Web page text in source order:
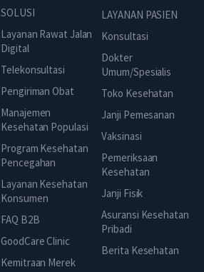
SOLUSI
Layanan Rawat Jalan
Digital
Telekonsultasi
Pengiriman Obat
Manajemen
Kesehatan Populasi
Program Kesehatan
Pencegahan
Layanan Kesehatan
Konsumen
FAQ B2B
GoodCare Clinic
Kemitraan Merek
LAYANAN PASIEN
Konsultasi
Dokter
Umum/Spesialis
Toko Kesehatan
Janji Pemesanan
Vaksinasi
Pemeriksaan
Kesehatan
Janji Fisik
Asuransi Kesehatan
Pribadi
Berita Kesehatan